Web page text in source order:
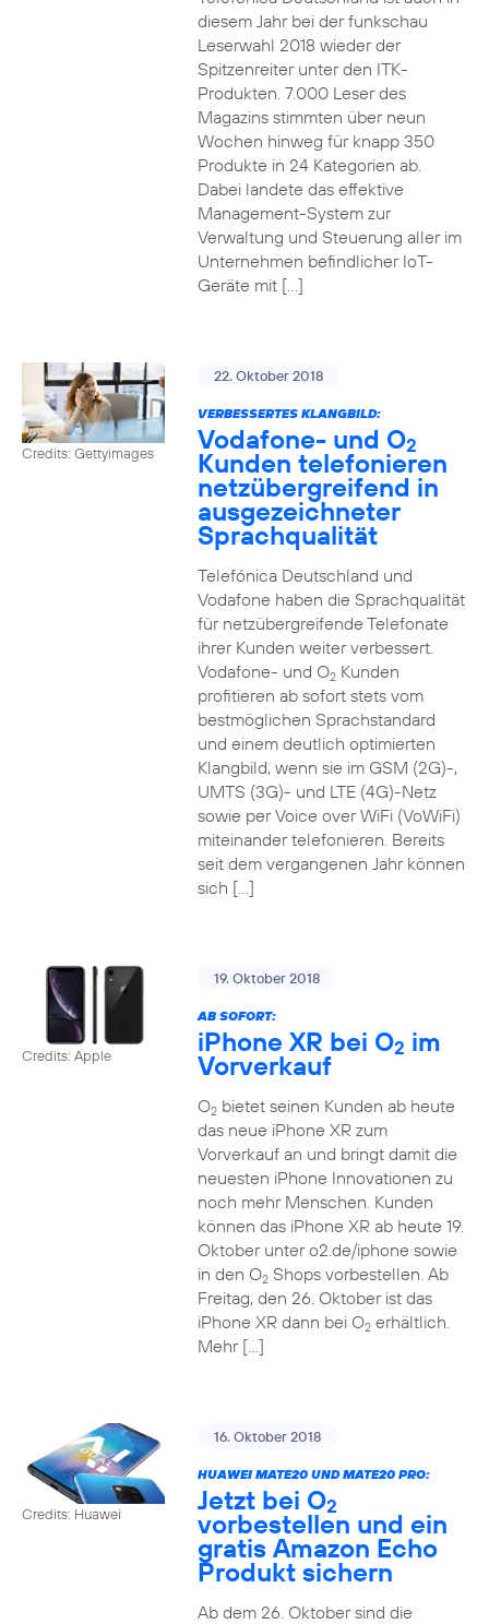
diesem Jahr bei der funkschau
Leserwahl 2018 wieder der
Spitzenreiter unter den ITK-
Produkten. 7.000 Leser des
Magazins stimmten über neun
Wochen hinweg für knapp 350
Produkte in 24 Kategorien ab.
Dabei landete das effektive
Management-System zur
Verwaltung und Steuerung aller im
Unternehmen befindlicher IoT-
Geräte mit […]
Credits: Gettyimages
22. Oktober 2018
VERBESSERTES KLANGBILD:
Vodafone- und O2
Kunden telefonieren
netzübergreifend in
ausgezeichneter
Sprachqualität
Telefónica Deutschland und
Vodafone haben die Sprachqualität
für netzübergreifende Telefonate
ihrer Kunden weiter verbessert.
Vodafone- und O2Kunden
profitieren ab sofort stets vom
bestmöglichen Sprachstandard
und einem deutlich optimierten
Klangbild, wenn sie im GSM (2G)-,
UMTS (3G)- und LTE (4G)-Netz
sowie per Voice over WiFi (VoWiFi)
miteinander telefonieren. Bereits
seit dem vergangenen Jahr können
sich […]
Credits: Apple
19. Oktober 2018
AB SOFORT:
iPhone XR bei O2 im
Vorverkauf
O2bietet seinen Kunden ab heute
das neue iPhone XR zum
Vorverkauf an und bringt damit die
neuesten iPhone Innovationen zu
noch mehr Menschen. Kunden
können das iPhone XR ab heute 19.
Oktober unter o2.de/iphone sowie
in den O2Shops vorbestellen. Ab
Freitag, den 26. Oktober ist das
iPhone XR dann bei O2erhältlich.
Mehr […]
Credits: Huawei
16. Oktober 2018
HUAWEI MATE20 UND MATE20 PRO:
Jetzt bei O2
vorbestellen und ein
gratis Amazon Echo
Produkt sichern
Ab dem 26. Oktober sind die